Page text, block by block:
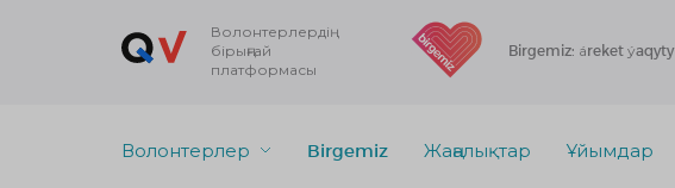
Волонтерлердің
бірыңғай
платформасы
Birgemiz: áreket ýaqyty
Волонтерлер Birgemiz Жаңалықтар Ұйымдар